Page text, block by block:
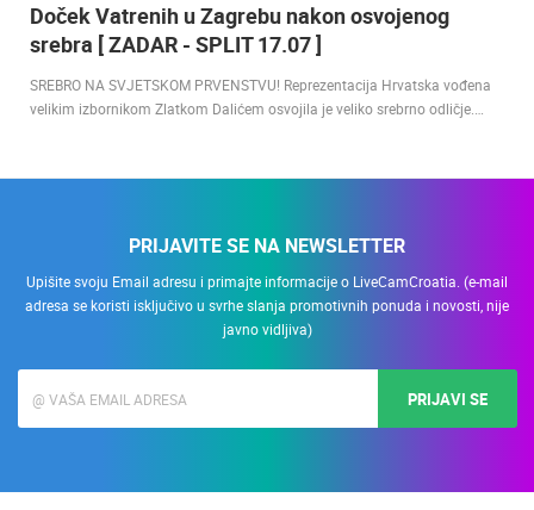
Doček Vatrenih u Zagrebu nakon osvojenog
srebra [ ZADAR - SPLIT 17.07 ]
SREBRO NA SVJETSKOM PRVENSTVU! Reprezentacija Hrvatska vođena
velikim izbornikom Zlatkom Dalićem osvojila je veliko srebrno odličje.…
PRIJAVITE SE NA NEWSLETTER
Upišite svoju Email adresu i primajte informacije o LiveCamCroatia. (e-mail
adresa se koristi isključivo u svrhe slanja promotivnih ponuda i novosti, nije
javno vidljiva)
PRIJAVI SE